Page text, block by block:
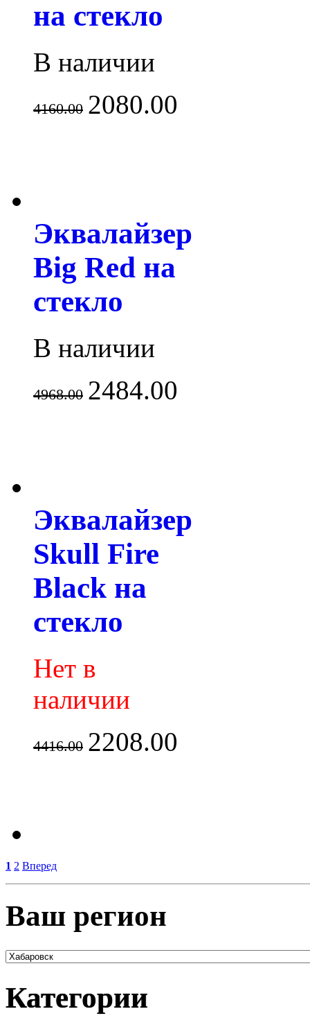
на стекло
В наличии
4160.00 2080.00
Эквалайзер
Big Red на
стекло
В наличии
4968.00 2484.00
Эквалайзер
Skull Fire
Black на
стекло
Нет в
наличии
4416.00 2208.00
1 2 Вперед
Ваш регион
Категории